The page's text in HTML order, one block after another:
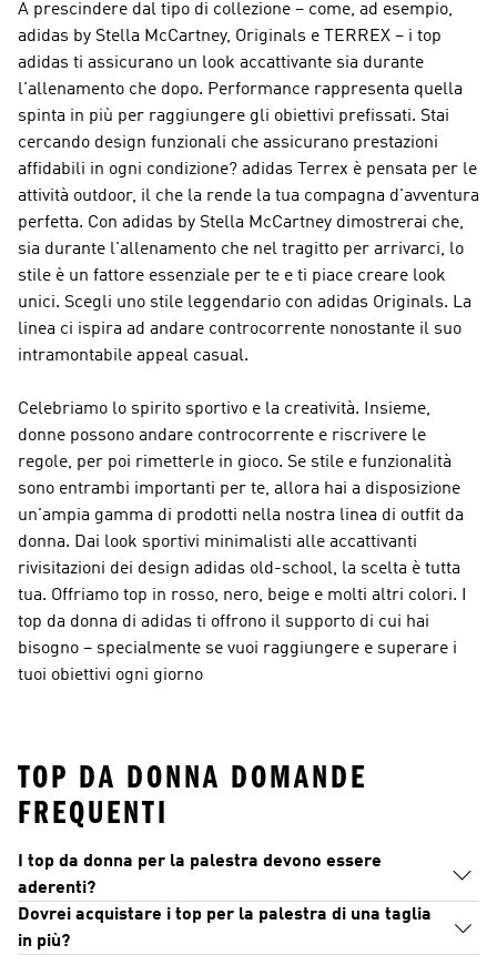
A prescindere dal tipo di collezione – come, ad esempio,
adidas by Stella McCartney, Originals e TERREX – i top
adidas ti assicurano un look accattivante sia durante
l'allenamento che dopo. Performance rappresenta quella
spinta in più per raggiungere gli obiettivi prefissati. Stai
cercando design funzionali che assicurano prestazioni
affidabili in ogni condizione? adidas Terrex è pensata per le
attività outdoor, il che la rende la tua compagna d'avventura
perfetta. Con adidas by Stella McCartney dimostrerai che,
sia durante l'allenamento che nel tragitto per arrivarci, lo
stile è un fattore essenziale per te e ti piace creare look
unici. Scegli uno stile leggendario con adidas Originals. La
linea ci ispira ad andare controcorrente nonostante il suo
intramontabile appeal casual.
Celebriamo lo spirito sportivo e la creatività. Insieme,
donne possono andare controcorrente e riscrivere le
regole, per poi rimetterle in gioco. Se stile e funzionalità
sono entrambi importanti per te, allora hai a disposizione
un'ampia gamma di prodotti nella nostra linea di outfit da
donna. Dai look sportivi minimalisti alle accattivanti
rivisitazioni dei design adidas old-school, la scelta è tutta
tua. Offriamo top in rosso, nero, beige e molti altri colori. I
top da donna di adidas ti offrono il supporto di cui hai
bisogno – specialmente se vuoi raggiungere e superare i
tuoi obiettivi ogni giorno
TOP DA DONNA DOMANDE
FREQUENTI
I top da donna per la palestra devono essere
aderenti?
Dovrei acquistare i top per la palestra di una taglia
in più?